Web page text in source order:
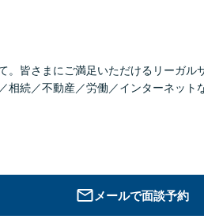
。皆さまにご満足いただけるリーガル
相続／不動産／労働／インターネット
メールで面談予約